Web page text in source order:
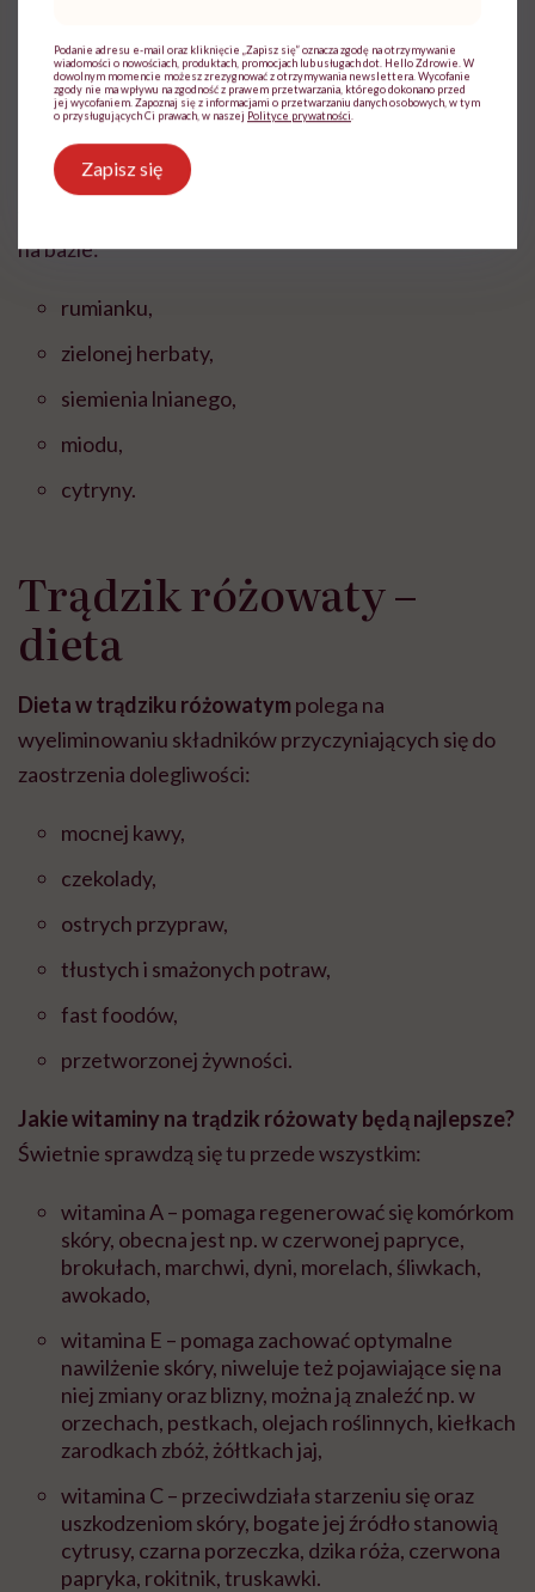
stresu,
używek.
Do pielęgnacji można wykorzystać samodzielnie
na bazie:
rumianku,
zielonej herbaty,
siemienia lnianego,
miodu,
cytryny.
Trądzik różowaty –
dieta
Dieta w trądziku różowatym polega na
wyeliminowaniu składników przyczyniających się do
zaostrzenia dolegliwości:
mocnej kawy,
czekolady,
ostrych przypraw,
tłustych i smażonych potraw,
fast foodów,
przetworzonej żywności.
Jakie witaminy na trądzik różowaty będą najlepsze?
Świetnie sprawdzą się tu przede wszystkim:
witamina A – pomaga regenerować się komórkom
skóry, obecna jest np. w czerwonej papryce,
brokułach, marchwi, dyni, morelach, śliwkach,
awokado,
witamina E – pomaga zachować optymalne
nawilżenie skóry, niweluje też pojawiające się na
niej zmiany oraz blizny, można ją znaleźć np. w
orzechach, pestkach, olejach roślinnych, kiełkach
zarodkach zbóż, żółtkach jaj,
witamina C – przeciwdziała starzeniu się oraz
uszkodzeniom skóry, bogate jej źródło stanowią
cytrusy, czarna porzeczka, dzika róża, czerwona
papryka, rokitnik, truskawki.
Podanie adresu e-mail oraz kliknięcie „Zapisz się” oznacza zgodę na otrzymywanie
wiadomości o nowościach, produktach, promocjach lub usługach dot. Hello Zdrowie. W
dowolnym momencie możesz zrezygnować z otrzymywania newslettera. Wycofanie
zgody nie ma wpływu na zgodność z prawem przetwarzania, którego dokonano przed
jej wycofaniem. Zapoznaj się z informacjami o przetwarzaniu danych osobowych, w tym
o przysługujących Ci prawach, w naszej Polityce prywatności
Zapisz się